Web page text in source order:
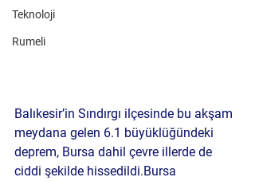
Teknoloji
Rumeli
Balıkesir’in Sındırgı ilçesinde bu akşam
meydana gelen 6.1 büyüklüğündeki
deprem, Bursa dahil çevre illerde de
ciddi şekilde hissedildi.Bursa